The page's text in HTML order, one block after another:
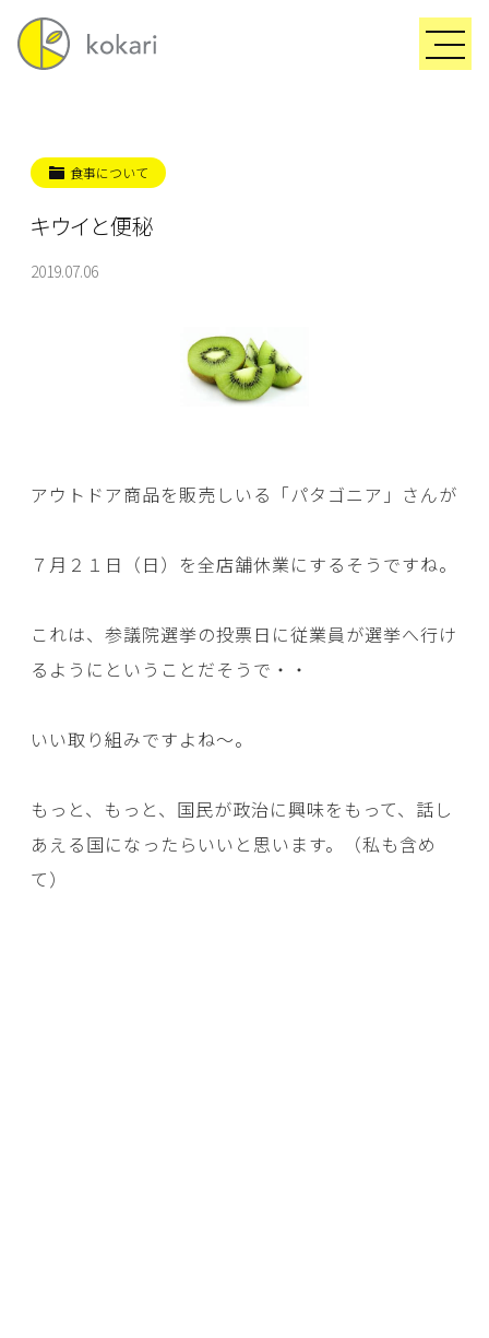
食事について
キウイと便秘
2019.07.06
アウトドア商品を販売しいる「パタゴニア」さんが
７月２１日（日）を全店舗休業にするそうですね。
これは、参議院選挙の投票日に従業員が選挙へ行け
るようにということだそうで・・
いい取り組みですよね～。
もっと、もっと、国民が政治に興味をもって、話し
あえる国になったらいいと思います。（私も含め
て）